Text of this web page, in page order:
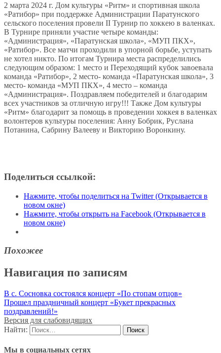
2 марта 2024 г. Дом культуры «Ритм» и спортивная школа
«Ратибор» при поддержке Администрации Паратунского
сельского поселения провели II Турнир по хоккею в валенках.
В Турнире приняли участие четыре команды:
«Администрация», «Паратунская школа», «МУП ПКХ»,
«Ратибор». Все матчи проходили в упорной борьбе, уступать
не хотел никто. По итогам Турнира места распределились
следующим образом: 1 место и Переходящий кубок завоевала
команда «Ратибор», 2 место- команда «Паратунская школа», 3
место- команда «МУП ПКХ», 4 место – команда
«Администрация». Поздравляем победителей и благодарим
всех участников за отличную игру!!! Также Дом культуры
«Ритм» благодарит за помощь в проведении хоккея в валенках
волонтеров культуры поселения: Анну Бобрик, Руслана
Потанина, Сабрину Валееву и Викторию Воронкину.
Поделиться ссылкой:
Нажмите, чтобы поделиться на Twitter (Открывается в
новом окне)
Нажмите, чтобы открыть на Facebook (Открывается в
новом окне)
Похожее
Навигация по записям
В с. Сосновка состоялся концерт «По стопам отцов»
Прошел праздничный концерт «Букет прекрасных
поздравлений!»
Версия для слабовидящих
Найти:
Мы в социальных сетях